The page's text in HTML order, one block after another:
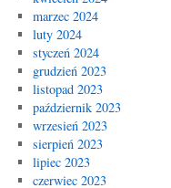
marzec 2024
luty 2024
styczeń 2024
grudzień 2023
listopad 2023
październik 2023
wrzesień 2023
sierpień 2023
lipiec 2023
czerwiec 2023